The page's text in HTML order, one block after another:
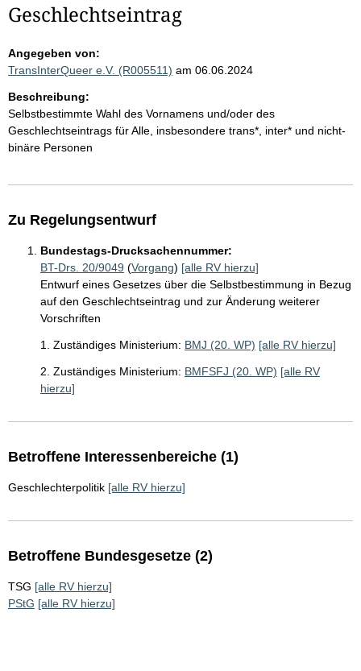
Geschlechtseintrag
Angegeben von:
TransInterQueer e.V. (R005511) am 06.06.2024
Beschreibung:
Selbstbestimmte Wahl des Vornamens und/oder des
Geschlechtseintrags für Alle, insbesondere trans*, inter* und nicht-
binäre Personen
Zu Regelungsentwurf
Bundestags-Drucksachennummer:
BT-Drs. 20/9049 (Vorgang) [alle RV hierzu]
Entwurf eines Gesetzes über die Selbstbestimmung in Bezug
auf den Geschlechtseintrag und zur Änderung weiterer
Vorschriften
1. Zuständiges Ministerium: BMJ (20. WP) [alle RV hierzu]
2. Zuständiges Ministerium: BMFSFJ (20. WP) [alle RV
hierzu]
Betroffene Interessenbereiche (1)
Geschlechterpolitik [alle RV hierzu]
Betroffene Bundesgesetze (2)
TSG [alle RV hierzu]
PStG [alle RV hierzu]